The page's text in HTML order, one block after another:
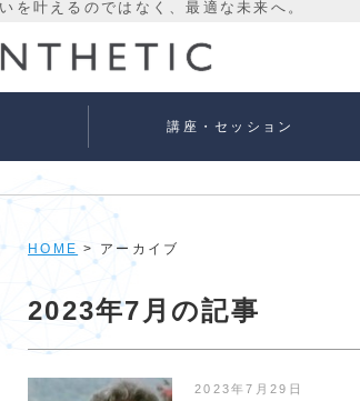
講座・セッション
HOME > アーカイブ
2023年7月の記事
2023年7月29日